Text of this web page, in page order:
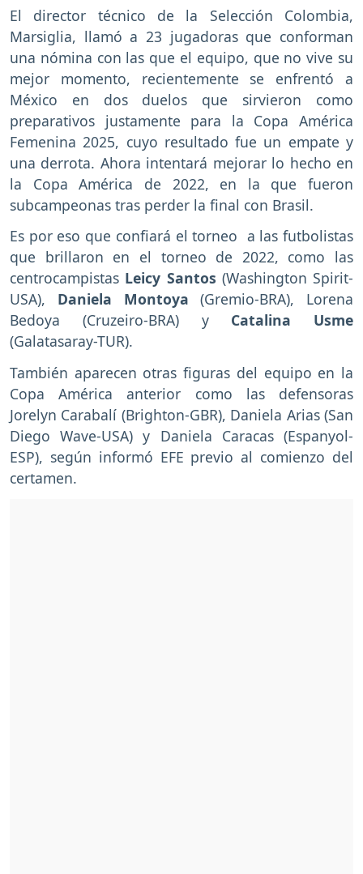
El director técnico de la Selección Colombia,
Marsiglia, llamó a 23 jugadoras que conforman
una nómina con las que el equipo, que no vive su
mejor momento, recientemente se enfrentó a
México en dos duelos que sirvieron como
preparativos justamente para la Copa América
Femenina 2025, cuyo resultado fue un empate y
una derrota. Ahora intentará mejorar lo hecho en
la Copa América de 2022, en la que fueron
subcampeonas tras perder la final con Brasil.
Es por eso que confiará el torneo a las futbolistas
que brillaron en el torneo de 2022, como las
centrocampistas Leicy Santos (Washington Spirit-
USA), Daniela Montoya(Gremio-BRA), Lorena
Bedoya (Cruzeiro-BRA) yCatalina Usme
(Galatasaray-TUR).
También aparecen otras figuras del equipo en la
Copa América anterior como las defensoras
Jorelyn Carabalí (Brighton-GBR), Daniela Arias (San
Diego Wave-USA) y Daniela Caracas (Espanyol-
ESP), según informó EFE previo al comienzo del
certamen.